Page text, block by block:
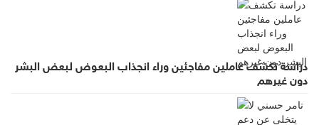
دراسة تكشف عاملين مفاجئين وراء انجذاب البعوض لبعض البشر
دون غيرهم